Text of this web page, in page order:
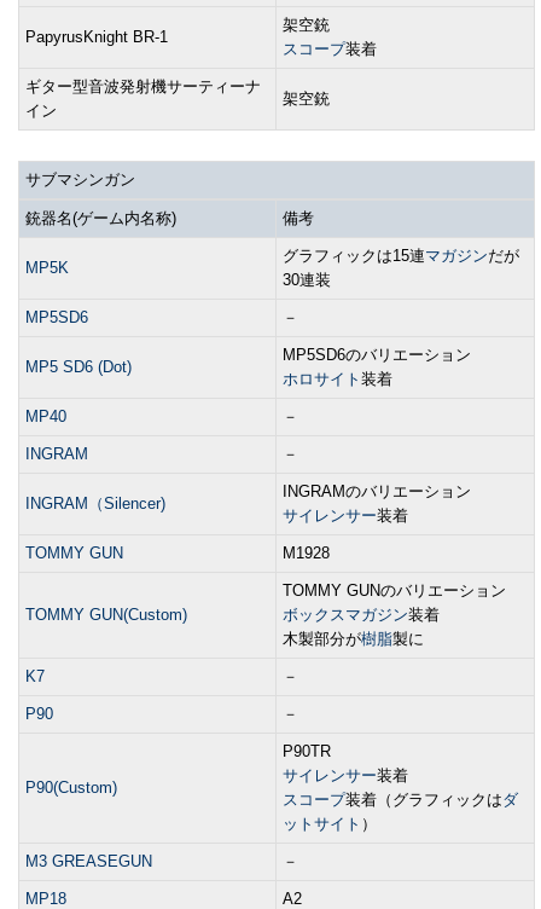
PapyrusKnight BR-1
架空銃
スコープ装着
ギター型音波発射機サーティーナ
イン
架空銃
サブマシンガン
銃器名(ゲーム内名称) 備考
MP5K
グラフィックは15連マガジンだが
30連装
MP5SD6 －
MP5 SD6 (Dot)
MP5SD6のバリエーション
ホロサイト 装着
MP40 －
INGRAM －
INGRAM（Silencer)
INGRAMのバリエーション
サイレンサー装着
TOMMY GUN M1928
TOMMY GUN(Custom)
TOMMY GUNのバリエーション
ボックスマガジン装着
木製部分が樹脂製に
K7 －
P90 －
P90(Custom)
P90TR
サイレンサー装着
スコープ装着（グラフィックはダ
ットサイト ）
M3 GREASEGUN －
MP18 A2